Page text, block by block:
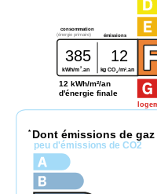
consommation
émissions
(énergie primaire)
385 12
kWh/m 2 .an kg CO2/m2 .an
12 kWh/m²/an
d'énergie finale
* Dont émissions de
peu d'émissions de CO2